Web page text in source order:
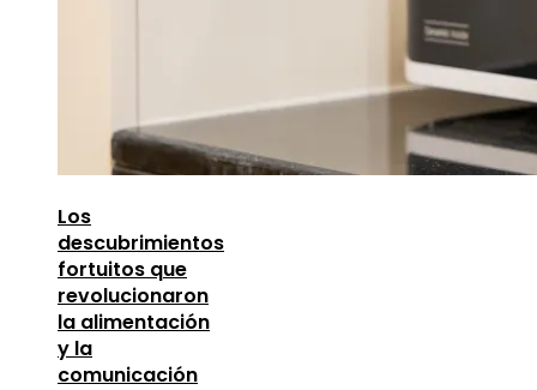
Los
descubrimientos
fortuitos que
revolucionaron
la alimentación
y la
comunicación